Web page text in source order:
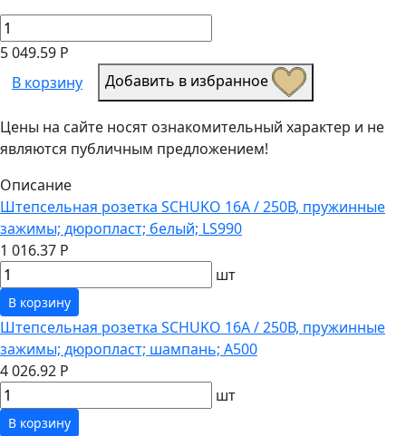
5 049.59 Р
В корзину
Добавить в избранное
Цены на сайте носят ознакомительный характер и не
являются публичным предложением!
Описание
Штепсельная розетка SCHUKO 16А / 250В, пружинные
зажимы; дюропласт; белый; LS990
1 016.37 Р
шт
В корзину
Штепсельная розетка SCHUKO 16А / 250В, пружинные
зажимы; дюропласт; шампань; A500
4 026.92 Р
шт
В корзину